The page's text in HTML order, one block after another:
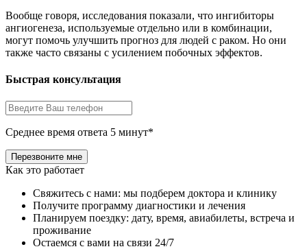
Вообще говоря, исследования показали, что ингибиторы
ангиогенеза, используемые отдельно или в комбинации,
могут помочь улучшить прогноз для людей с раком. Но они
также часто связаны с усилением побочных эффектов.
Быстрая консультация
Среднее время ответа 5 минут*
Как это работает
Свяжитесь с нами: мы подберем доктора и клинику
Получите программу диагностики и лечения
Планируем поездку: дату, время, авиабилеты, встреча и
проживание
Остаемся с вами на связи 24/7